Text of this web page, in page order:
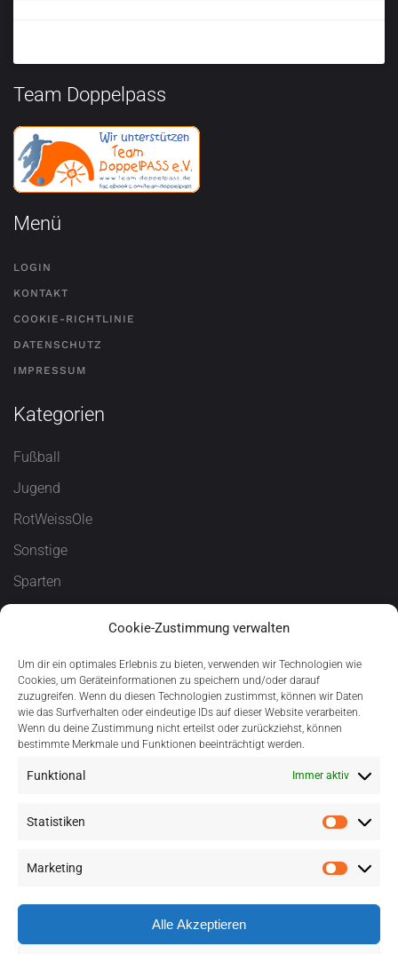
Cookie-Zustimmung verwalten
Um dir ein optimales Erlebnis zu bieten, verwenden wir Technologien wie
Cookies, um Geräteinformationen zu speichern und/oder darauf
zuzugreifen. Wenn du diesen Technologien zustimmst, können wir Daten
wie das Surfverhalten oder eindeutige IDs auf dieser Website verarbeiten.
Wenn du deine Zustimmung nicht erteilst oder zurückziehst, können
bestimmte Merkmale und Funktionen beeinträchtigt werden.
Funktional Immer aktiv
Statistiken
Marketing
Alle Akzeptieren
Team Doppelpass
Menü
LOGIN
KONTAKT
COOKIE-RICHTLINIE
DATENSCHUTZ
IMPRESSUM
Kategorien
Fußball
Jugend
RotWeissOle
Sonstige
Sparten
©2023 - T.u.S. Bargstedt e.V.